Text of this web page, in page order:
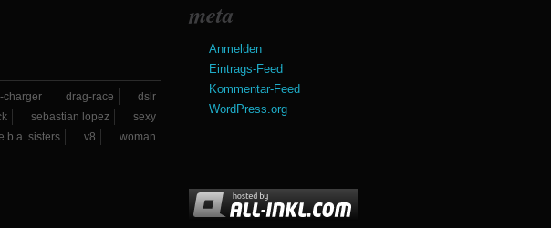
meta
Anmelden
Eintrags-Feed
Kommentar-Feed
WordPress.org
charger drag-race
dslr
sebastian lopez
sexy
b.a. sisters
v8 woman